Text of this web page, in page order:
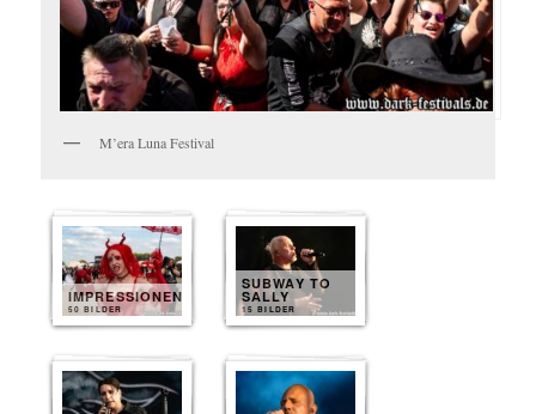
M’era Luna Festival
IMPRESSIONEN
50 BILDER
SUBWAY TO
SALLY
15 BILDER